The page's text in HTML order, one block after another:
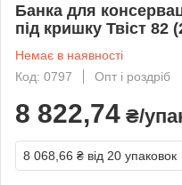
Банка для
під кришку Твіст 82
Немає в наявності
Код: 0797
Опт і роздріб
8 822,74 ₴/
8 068,66 ₴ від 20 упаковок